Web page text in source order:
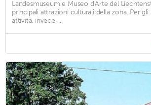
Landesmuseum e Museo d'Arte del
principali attrazioni culturali della zona. Per gli
attività, invece, ...